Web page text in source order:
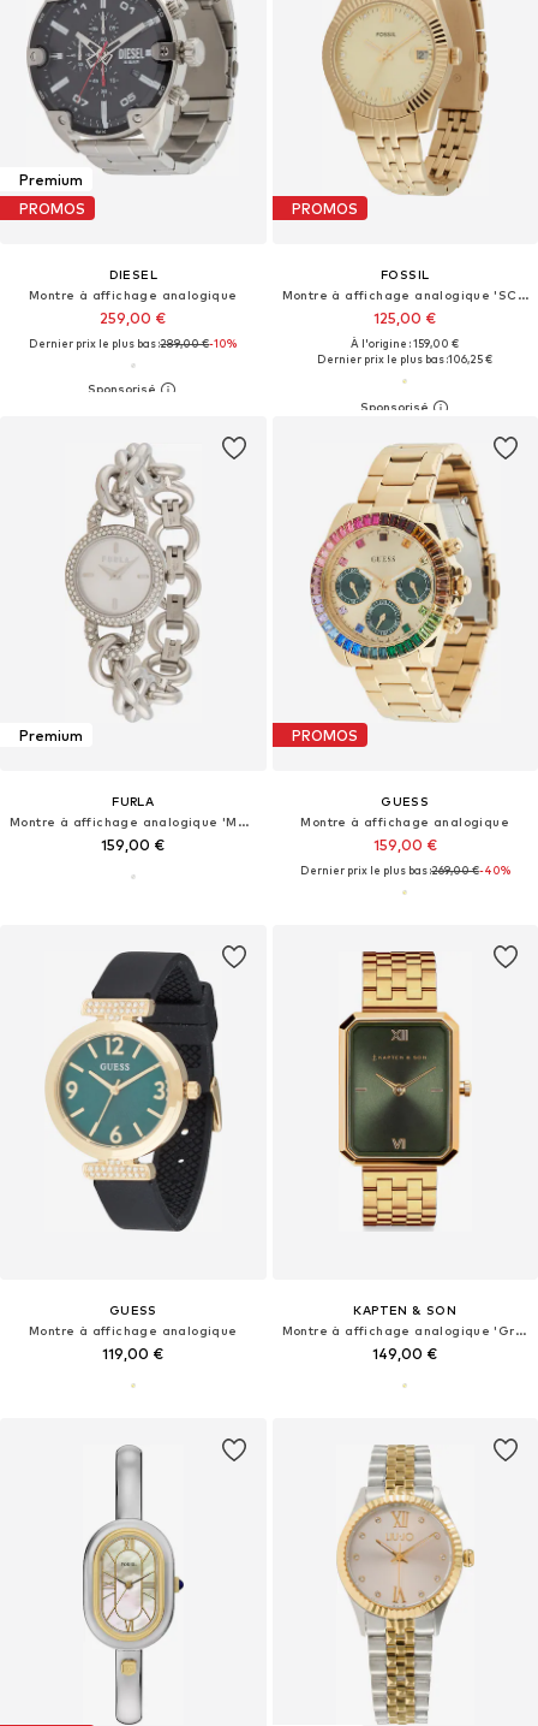
Premium
PROMOS
DIESEL
Montre à affichage analogique
259,00 €
Dernier prix le plus bas :289,00 €-10%
PROMOS
FOSSIL
Montre à affichage analogique 'SCARLETTE'
125,00 €
À l'origine : 159,00 €
Dernier prix le plus bas :106,25 €
Premium
FURLA
Montre à affichage analogique 'Meridiana'
159,00 €
PROMOS
GUESS
Montre à affichage analogique
159,00 €
Dernier prix le plus bas :269,00 €-40%
GUESS
Montre à affichage analogique
119,00 €
KAPTEN & SON
Montre à affichage analogique 'Grace Gold Steel'
149,00 €